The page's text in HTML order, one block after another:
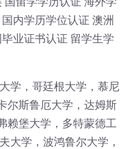
内学历学位认证 澳洲
业证书认证 留学生学
学，哥廷根大学，慕尼
尔斯鲁厄大学，达姆斯
赖堡大学，多特蒙德工
大学，波鸿鲁尔大学，